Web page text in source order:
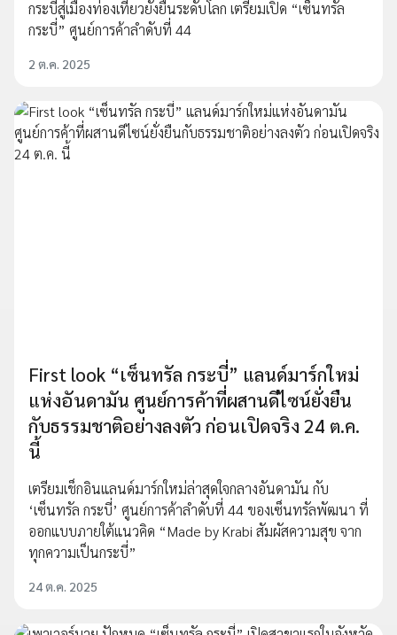
กระบี่สู่เมืองท่องเที่ยวยั่งยืนระดับโลก เตรียมเปิด “เซ็นทรัล
กระบี่” ศูนย์การค้าลำดับที่ 44
2 ต.ค. 2025
First look “เซ็นทรัล กระบี่” แลนด์มาร์กใหม่
แห่งอันดามัน ศูนย์การค้าที่ผสานดีไซน์ยั่งยืน
กับธรรมชาติอย่างลงตัว ก่อนเปิดจริง 24 ต.ค.
นี้
เตรียมเช็กอินแลนด์มาร์กใหม่ล่าสุดใจกลางอันดามัน กับ
‘เซ็นทรัล กระบี่’ ศูนย์การค้าลำดับที่ 44 ของเซ็นทรัลพัฒนา ที่
ออกแบบภายใต้แนวคิด “Made by Krabi สัมผัสความสุข จาก
ทุกความเป็นกระบี่”
24 ต.ค. 2025